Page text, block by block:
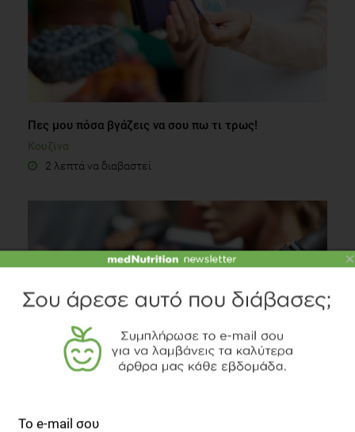
Πες μου πόσα βγάζεις να σου πω τι τρως!
Κουζίνα
2 λεπτά να διαβαστεί
SLIDESHOW
1 λεπτό να διαβαστεί
×